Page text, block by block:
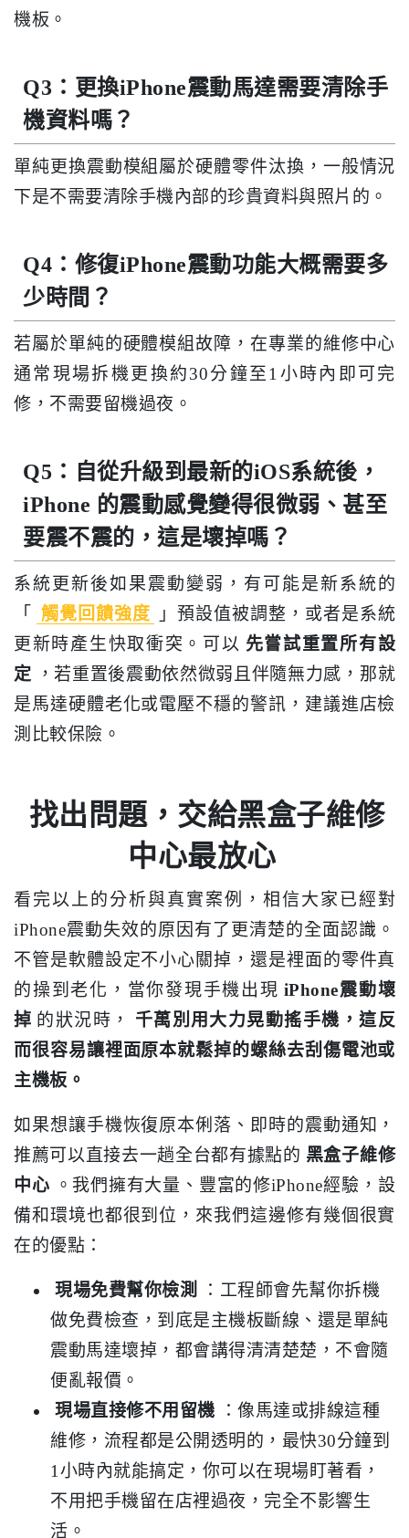
機板。
Q3：更換iPhone震動馬達需要清除手
機資料嗎？
單純更換震動模組屬於硬體零件汰換，一般情況
下是不需要清除手機內部的珍貴資料與照片的。
Q4：修復iPhone震動功能大概需要多
少時間？
若屬於單純的硬體模組故障，在專業的維修中心
通常現場拆機更換約30分鐘至1小時內即可完
修，不需要留機過夜。
Q5：自從升級到最新的iOS系統後，
iPhone 的震動感覺變得很微弱、甚至
要震不震的，這是壞掉嗎？
系統更新後如果震動變弱，有可能是新系統的
「
觸覺回饋強度
」預設值被調整，或者是系統
更新時產生快取衝突。可以 先嘗試重置所有設
定
，若重置後震動依然微弱且伴隨無力感，那就
是馬達硬體老化或電壓不穩的警訊，建議進店檢
測比較保險。
找出問題，交給黑盒子維修
中心最放心
看完以上的分析與真實案例，相信大家已經對
iPhone震動失效的原因有了更清楚的全面認識。
不管是軟體設定不小心關掉，還是裡面的零件真
的操到老化，當你發現手機出現 iPhone震動壞
掉 的狀況時，
千萬別用大力晃動搖手機，這反
而很容易讓裡面原本就鬆掉的螺絲去刮傷電池或
主機板。
如果想讓手機恢復原本俐落、即時的震動通知，
推薦可以直接去一趟全台都有據點的 黑盒子維修
中心 。我們擁有大量、豐富的修iPhone經驗，設
備和環境也都很到位，來我們這邊修有幾個很實
在的優點：
現場免費幫你檢測
：工程師會先幫你拆機
做免費檢查，到底是主機板斷線、還是單純
震動馬達壞掉，都會講得清清楚楚，不會隨
便亂報價。
現場直接修不用留機
：像馬達或排線這種
維修，流程都是公開透明的，最快30分鐘到
1小時內就能搞定，你可以在現場盯著看，
不用把手機留在店裡過夜，完全不影響生
活。